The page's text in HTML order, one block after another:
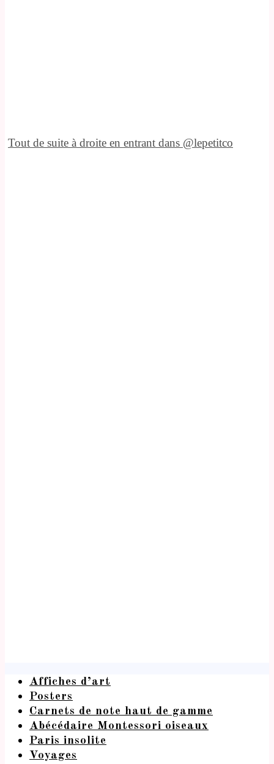
Tout de suite à droite en entrant dans @lepetitco
Affiches d’art
Posters
Carnets de note haut de gamme
Abécédaire Montessori oiseaux
Paris insolite
Voyages